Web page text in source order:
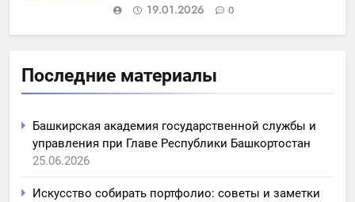
19.01.2026
0
Последние материалы
Башкирская академия государственной службы и
управления при Главе Республики Башкортостан
25.06.2026
Искусство собирать портфолио: советы и заметки